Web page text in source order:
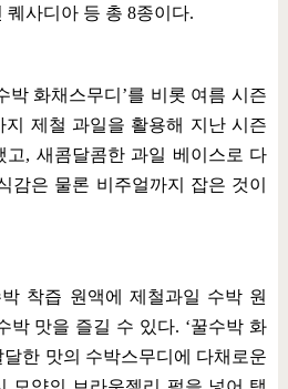
퀘사디아 등 총 8종이다.
박 화채스무디 ’를 비롯 여름 시즌
지 제철 과일을 활용해 지난 시즌
고, 새콤달콤한 과일 베이스로 다
감은 물론 비주얼까지 잡은 것이
박 착즙 원액에 제철과일 수박 원
박 맛을 즐길 수 있다. ‘꿀수박 화
한 맛의 수박스무디에 다채로운